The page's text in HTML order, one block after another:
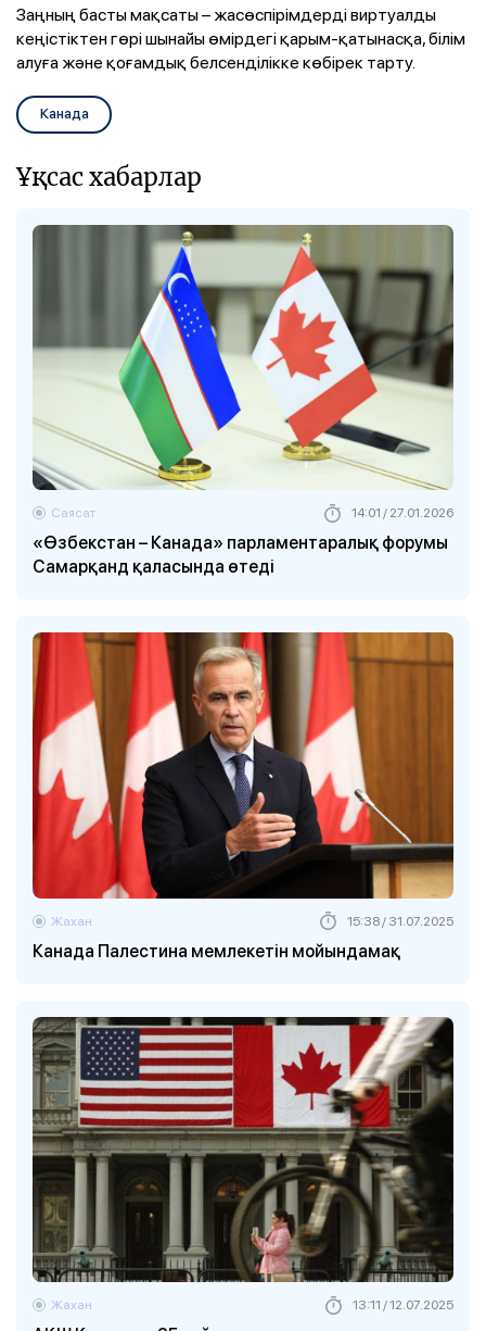
Заңның басты мақсаты – жасөспірімдерді виртуалды
кеңістіктен гөрі шынайы өмірдегі қарым-қатынасқа, білім
алуға және қоғамдық белсенділікке көбірек тарту.
Канада
Ұқсас хабарлар
«Өзбекстан – Канада» парламентаралық форумы
Самарқанд қаласында өтеді
Саясат 14:01 / 27.01.2026
Канада Палестина мемлекетін мойындамақ
Жахан 15:38 / 31.07.2025
Жахан 13:11 / 12.07.2025